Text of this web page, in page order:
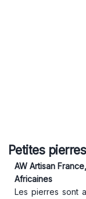
Petites
AW Artisan
Africaines
Les pierres sont